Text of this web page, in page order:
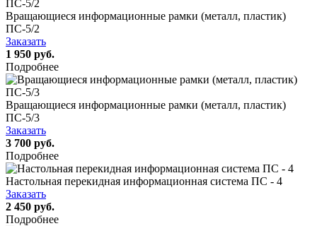
Вращающиеся информационные рамки (металл, пластик)
ПС-5/2
Заказать
1 950 руб.
Подробнее
Вращающиеся информационные рамки (металл, пластик)
ПС-5/3
Заказать
3 700 руб.
Подробнее
Настольная перекидная информационная система ПС - 4
Заказать
2 450 руб.
Подробнее